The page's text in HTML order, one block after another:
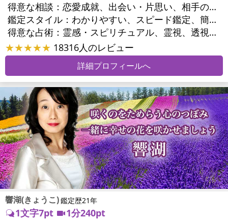
得意な相談：
恋愛成就、出会い・片思い、相手の気持ち、相性、縁結び、結婚、男心・女心、二人の今後、複雑な恋愛、三角関係、浮気、不倫、復活愛、復縁、離婚、同性愛・LGBT、人間関係、職場の人間関係、対人関係、仕事運、適職、天職、転職、進路、就職、人生全般、使命、経営相談、夢、目標、ビジネスチャンス、ビジネスパートナー、家族関係、夫婦関係、家庭問題、夫婦問題、親族問題、育児・子育て、シングルマザー、美容、精神問題、心の問題、うつ、トラウマ、ストレス、いじめ、人生相談、魂の本質、夢診断、ペットの気持ち、ペット交信、ペットへのヒーリング、引越し・転居、開運指導、健康運、金運、金銭トラブル、ご近所問題
鑑定スタイル：
わかりやすい、スピード鑑定、簡潔、友達のように相談できる、とても話しやすい、愛にあふれ温かい、勇気をくれる、前向き・元気になれる
得意な占術：
霊感・スピリチュアル、霊視、透視、波動修正、エネルギー調整、ペットの気持ち、タロット、オラクルカード、夢診断、人相(顔相)、祈願、縁結び、ヒーリング、レイキ、カウンセリング、オリジナル占術
★★★★★ 18316人のレビュー
詳細プロフィールへ
響湖(きょうこ)鑑定歴21年
1文字7pt
1分240pt